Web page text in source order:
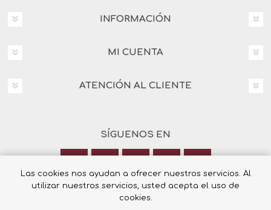
INFORMACIÓN
MI CUENTA
ATENCIÓN AL CLIENTE
SÍGUENOS EN
Calle Italia 6, 03003 Alicante
Las cookies nos ayudan a ofrecer nuestros servicios. Al
utilizar nuestros servicios, usted acepta el uso de
cookies.